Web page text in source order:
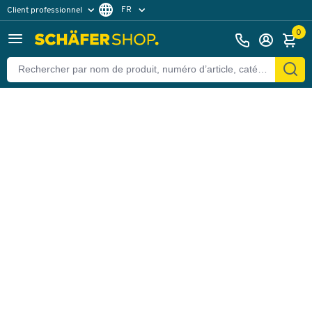
Client professionnel
Client particulier
FR
0
Retour